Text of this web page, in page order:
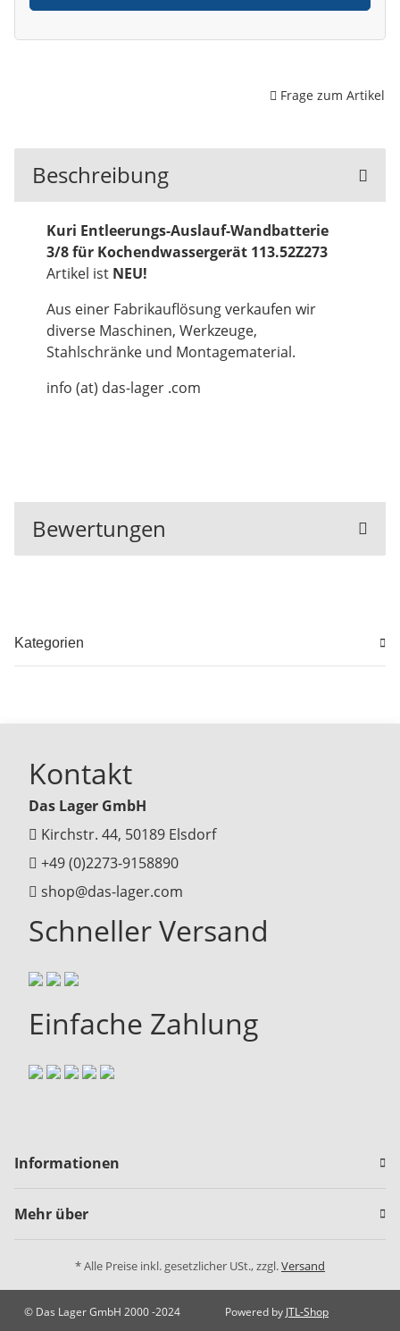
Frage zum Artikel
Beschreibung
Kuri Entleerungs-Auslauf-Wandbatterie
3/8 für Kochendwassergerät 113.52Z273
Artikel ist NEU!
Aus einer Fabrikauflösung verkaufen wir
diverse Maschinen, Werkzeuge,
Stahlschränke und Montagematerial.
info (at) das-lager .com
Bewertungen
Kategorien
Kontakt
Das Lager GmbH
Kirchstr. 44, 50189 Elsdorf
+49 (0)2273-9158890
shop@das-lager.com
Schneller Versand
Einfache Zahlung
Informationen
Mehr über
* Alle Preise inkl. gesetzlicher USt., zzgl.Versand
© Das Lager GmbH 2000 -2024 Powered by JTL-Shop